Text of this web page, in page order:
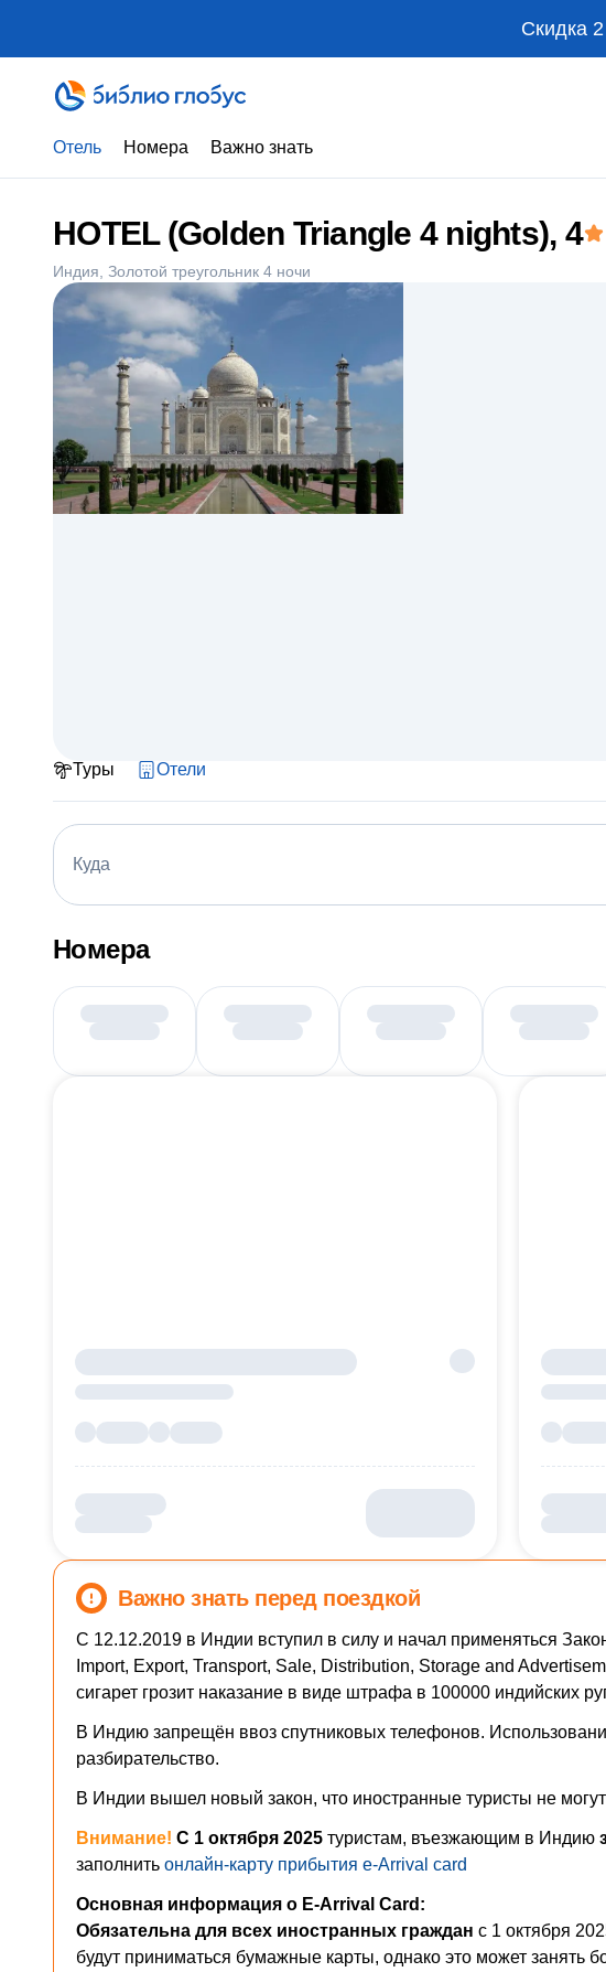
Скидка
Отель Номера Важно знать
HOTEL (Golden Triangle 4 nights), 4
Индия Золотой треугольник 4 ночи
Туры Отели
Куда
Номера
Важно знать перед поездкой
С 12.12.2019 в Индии вступил в силу и начал применяться
Import, Export, Transport, Sale, Distribution, Storage and
сигарет грозит наказание в виде штрафа в 100000 индийских
В Индию запрещён ввоз спутниковых телефонов.
разбирательство.
В Индии вышел новый закон, что иностранные туристы не
Внимание! С 1 октября 2025 туристам, въезжающим в Индию
заполнить онлайн-карту прибытия e-Arrival card
Основная информация о E-Arrival Card:
Обязательна для всех иностранных граждан с 1 октября
будут приниматься бумажные карты, однако это может занять